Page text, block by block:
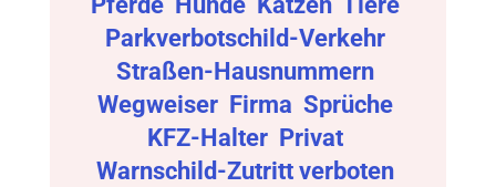
Parkverbotschild-Verkehr
Straßen-Hausnummern
Wegweiser Firma Sprüche
KFZ-Halter Privat
Warnschild-Zutritt verboten